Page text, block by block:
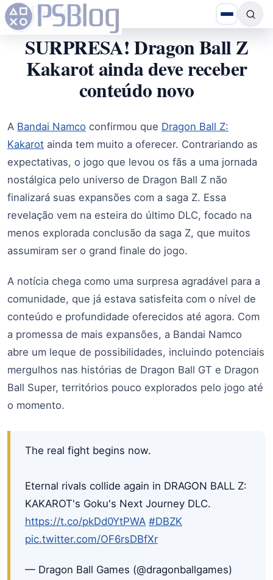
SURPRESA! Dragon Ball Z
Kakarot ainda deve receber
conteúdo novo
A Bandai Namco confirmou que Dragon Ball Z:
Kakarot ainda tem muito a oferecer. Contrariando as
expectativas, o jogo que levou os fãs a uma jornada
nostálgica pelo universo de Dragon Ball Z não
finalizará suas expansões com a saga Z. Essa
revelação vem na esteira do último DLC, focado na
menos explorada conclusão da saga Z, que muitos
assumiram ser o grand finale do jogo.
A notícia chega como uma surpresa agradável para a
comunidade, que já estava satisfeita com o nível de
conteúdo e profundidade oferecidos até agora. Com
a promessa de mais expansões, a Bandai Namco
abre um leque de possibilidades, incluindo potenciais
mergulhos nas histórias de Dragon Ball GT e Dragon
Ball Super, territórios pouco explorados pelo jogo até
o momento.
The real fight begins now.
Eternal rivals collide again in DRAGON BALL Z:
KAKAROT's Goku's Next Journey DLC.
https://t.co/pkDd0YtPWA #DBZK
pic.twitter.com/OF6rsDBfXr
— Dragon Ball Games (@dragonballgames)